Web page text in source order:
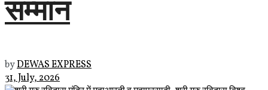
सम्मान
byDEWAS EXPRESS
31, July, 2026